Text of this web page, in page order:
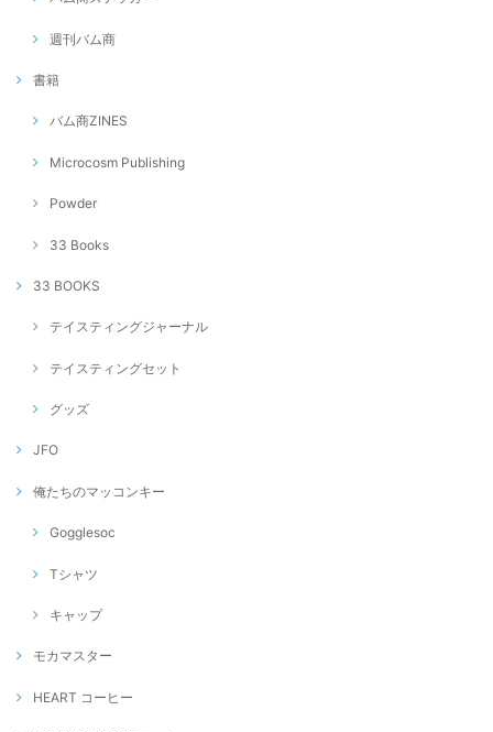
週刊バム商
書籍
バム商ZINES
Microcosm Publishing
Powder
33 Books
33 BOOKS
テイスティングジャーナル
テイスティングセット
グッズ
JFO
俺たちのマッコンキー
Gogglesoc
Tシャツ
キャップ
モカマスター
HEART コーヒー